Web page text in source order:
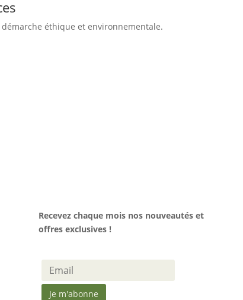
éthique et environnementale.
Recevez chaque mois nos nouveautés et
offres exclusives !